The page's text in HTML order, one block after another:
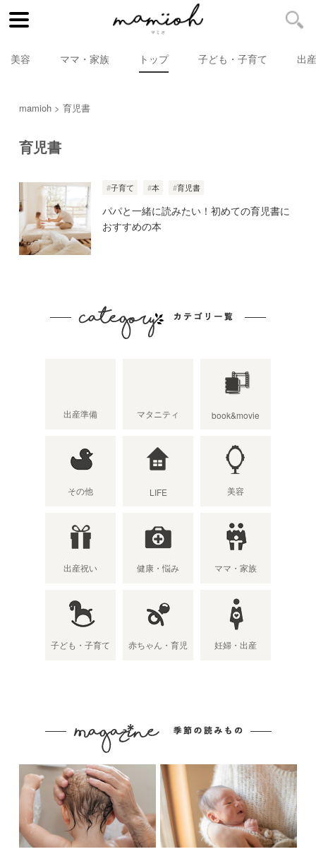
美容 ママ・家族 トップ 子ども・子育て 出
mamioh 育児書
育児書
子育て 本 育児書
パパと一緒に読みたい！初めての育児書に
おすすめの本
出産準備 マタニティ book&movie
その他 LIFE 美容
出産祝い 健康・悩み ママ・家族
子ども・子育て 赤ちゃん・育児 妊婦・出産